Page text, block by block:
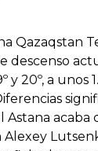
Qazaqstan
descenso
y 20º, a unos
acaba